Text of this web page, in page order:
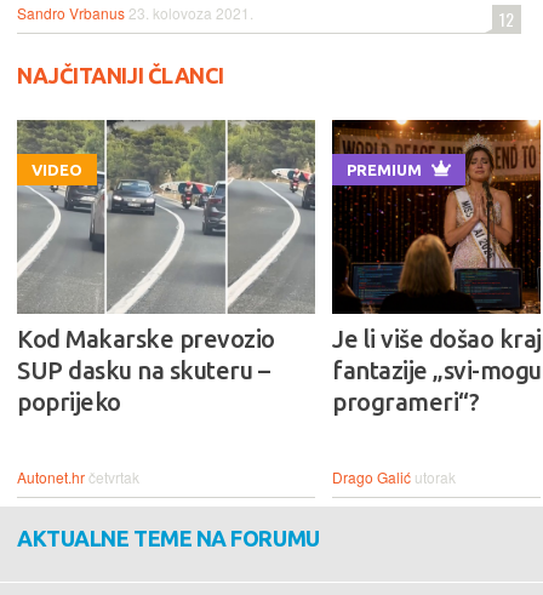
Sandro Vrbanus 23. kolovoza 2021. 12
NAJČITANIJI ČLANCI
VIDEO
Kod Makarske prevozio
SUP dasku na skuteru –
poprijeko
Autonet.hrčetvrtak
PREMIUM
Je li više došao kraj
fantazije „svi-
programeri“?
Drago Galić utorak
AKTUALNE TEME NA FORUMU